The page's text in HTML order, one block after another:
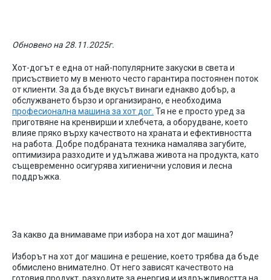
Обновено на 28.11.2025г.
Хот-догъте една отнай-популярните закуски в света и
присъствието мув менюто често гарантира постоянен поток
отклиенти За да бъде вкусътвинаги еднакво добър, а
обслужването бързо и организирано, е необходима
професионална машина за хот дог Тя не е просто уред за
приготвяне на кренвирши и хлебчета, а оборудване, което
влияе пряко върхукачеството на храната и ефективността
на работа Добре подбраната техника намалява загубите,
оптимизира разходите и удължава живота на продукта, като
същевременно осигурява хигиенични условия и лесна
поддръжка
За какво да внимаваме при избора на хот догмашина?
Изборътна хот догмашина е решение, което трябва да бъде
обмислено внимателно Отнего зависяткачеството на